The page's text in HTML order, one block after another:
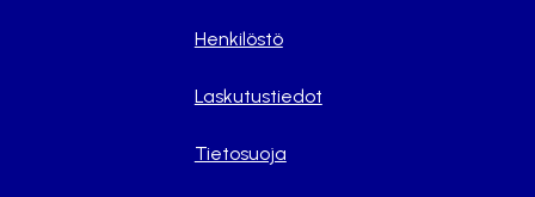
Henkilöstö
Laskutustiedot
Tietosuoja